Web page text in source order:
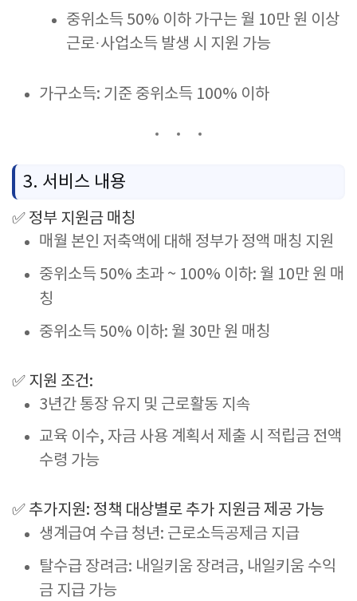
중위소득 50% 이하 가구는 월 10만 원 이상
근로·사업소득 발생 시 지원 가능
가구소득: 기준 중위소득 100% 이하
3. 서비스 내용
✅ 정부 지원금 매칭
매월 본인 저축액에 대해 정부가 정액 매칭 지원
중위소득 50% 초과 ~ 100% 이하: 월 10만 원 매
칭
중위소득 50% 이하: 월 30만 원 매칭
✅ 지원 조건:
3년간 통장 유지 및 근로활동 지속
교육 이수, 자금 사용 계획서 제출 시 적립금 전액
수령 가능
✅ 추가지원: 정책 대상별로 추가 지원금제공 가능
생계급여 수급 청년: 근로소득공제금 지급
탈수급 장려금: 내일키움 장려금, 내일키움 수익
금 지급 가능